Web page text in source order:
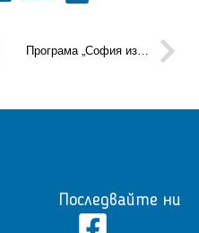
Програма „София избира зеленото“ набира предложения за проекти
Последвайте ни